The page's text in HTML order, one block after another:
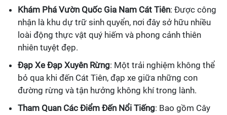
Khám Phá Vườn Quốc Gia Nam Cát Tiên: Được công
nhận là khu dự trữ sinh quyển, nơi đây sở hữu nhiều
loài động thực vật quý hiếm và phong cảnh thiên
nhiên tuyệt đẹp.
Đạp Xe Đạp Xuyên Rừng: Một trải nghiệm không thể
bỏ qua khi đến Cát Tiên, đạp xe giữa những con
đường rừng và tận hưởng không khí trong lành.
Tham Quan Các Điểm Đến Nổi Tiếng: Bao gồm Cây